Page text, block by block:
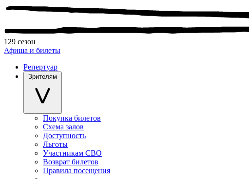
129 сезон
Афиша и билеты
Репертуар
Зрителям
Покупка билетов
Схема залов
Доступность
Льготы
Участникам СВО
Возврат билетов
Правила посещения